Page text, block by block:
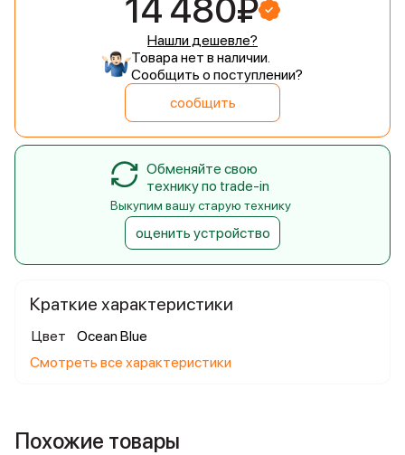
Краткие характеристики
Цвет
Ocean Blue
Смотреть все характеристики
14 480₽
Нашли дешевле?
Товара нет в наличии.
Сообщить о поступлении?
сообщить
Обменяйте свою
технику по trade-in
Выкупим вашу старую технику
оценить устройство
Похожие товары